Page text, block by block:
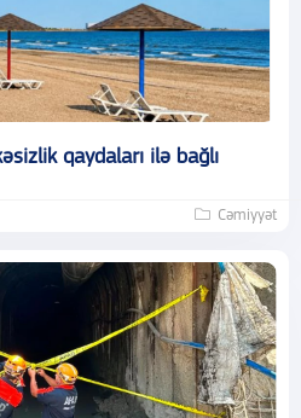
qaydaları ilə bağlı
Cəmiyyət